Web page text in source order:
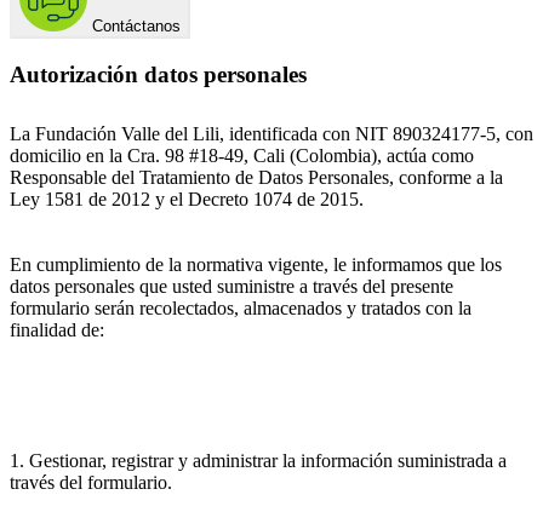
Contáctanos
Autorización datos personales
La Fundación Valle del Lili, identificada con NIT 890324177-5, con
domicilio en la Cra. 98 #18-49, Cali (Colombia), actúa como
Responsable del Tratamiento de Datos Personales, conforme a la
Ley 1581 de 2012 y el Decreto 1074 de 2015.
En cumplimiento de la normativa vigente, le informamos que los
datos personales que usted suministre a través del presente
formulario serán recolectados, almacenados y tratados con la
finalidad de:
1. Gestionar, registrar y administrar la información suministrada a
través del formulario.